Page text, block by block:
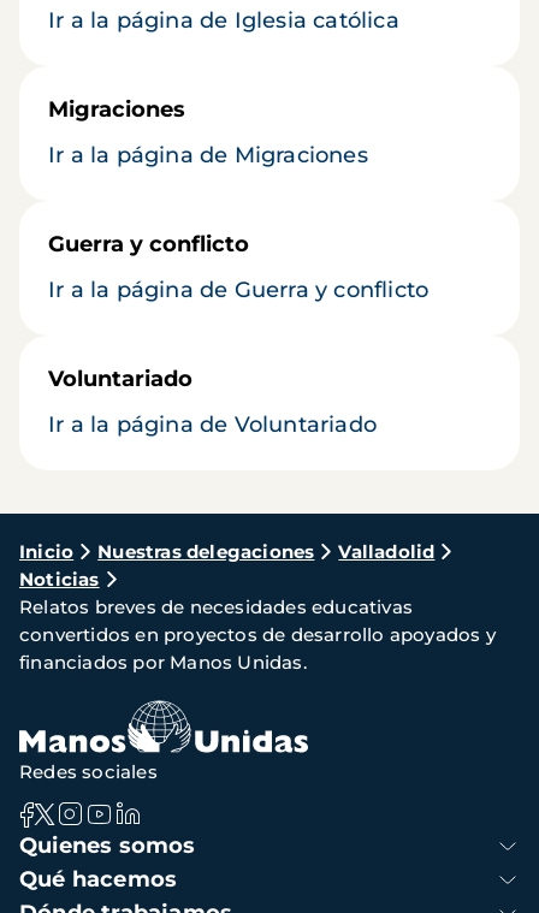
Ir a la página de Iglesia católica
Migraciones
Ir a la página de Migraciones
Guerra y conflicto
Ir a la página de Guerra y conflicto
Voluntariado
Ir a la página de Voluntariado
Ruta
de
navegación
Inicio Nuestras delegaciones
Valladolid
Noticias
Relatos breves de necesidades educativas
convertidos en proyectos de desarrollo apoyados y
financiados por Manos Unidas.
Navegación
principal
Quienes somos
Qué hacemos
Redes sociales